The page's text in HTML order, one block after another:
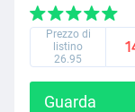
Prezzo di
listino
26.95
Guarda